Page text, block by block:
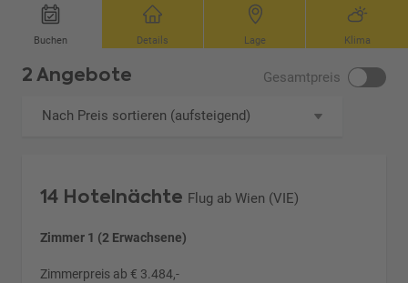
Buchen Details Lage Klima
2 Angebote Gesamtpreis
Nach Preis sortieren (aufsteigend)
14 Hotelnächte Flug ab Wien (VIE)
Zimmer 1 (2 Erwachsene)
Zimmerpreis ab € 3.484,-